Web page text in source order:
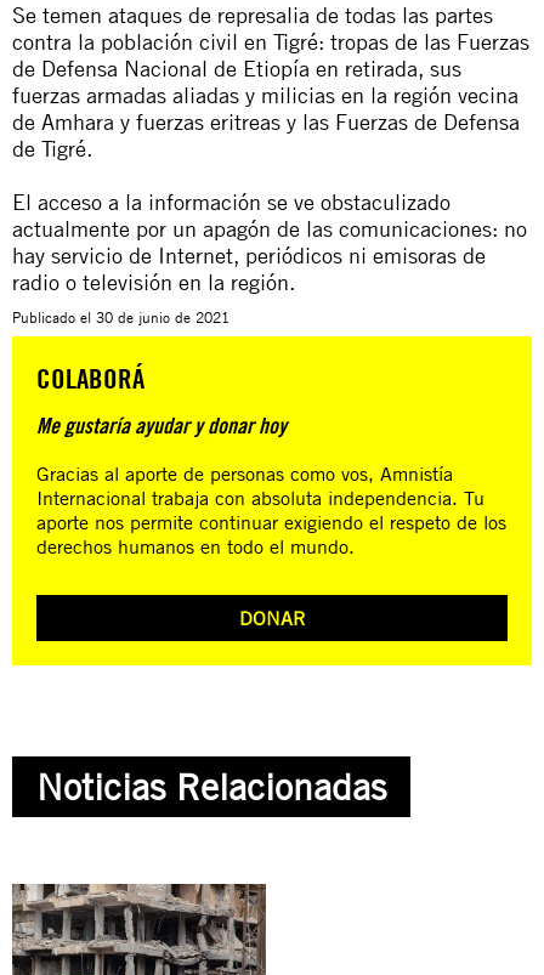
Se temen ataques de represalia de todas las partes
contra la población civil en Tigré: tropas de las Fuerzas
de Defensa Nacional de Etiopía en retirada, sus
fuerzas armadas aliadas y milicias en la región vecina
de Amhara y fuerzas eritreas y las Fuerzas de Defensa
de Tigré.
El acceso a la información se ve obstaculizado
actualmente por un apagón de las comunicaciones: no
hay servicio de Internet, periódicos ni emisoras de
radio o televisión en la región.
Publicado el 30 de junio de 2021
COLABORÁ
Me gustaría ayudar y donar hoy
Gracias al aporte de personas como vos, Amnistía
Internacional trabaja con absoluta independencia. Tu
aporte nos permite continuar exigiendo el respeto de los
derechos humanos en todo el mundo.
DONAR
Noticias Relacionadas